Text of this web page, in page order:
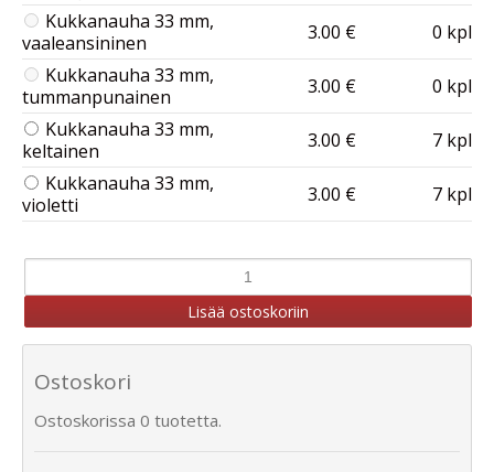
Kukkanauha 33 mm,
vaaleansininen
3.00 €
0 kpl
Kukkanauha 33 mm,
tummanpunainen
3.00 €
0 kpl
Kukkanauha 33 mm,
keltainen
3.00 €
7 kpl
Kukkanauha 33 mm,
violetti
3.00 € 7 kpl
Ostoskori
Ostoskorissa 0 tuotetta.